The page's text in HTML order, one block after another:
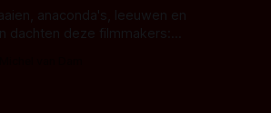
anaconda's, leeuwen en
dachten deze filmmakers: